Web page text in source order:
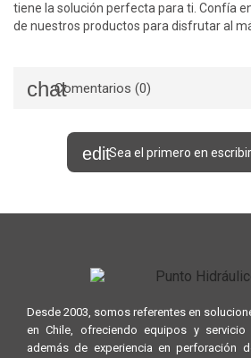
tiene la solución perfecta para ti. Confía
de nuestros productos para disfrutar al
Comentarios (0)
Sea el primero en
Desde 2003, somos referentes en
en Chile, ofreciendo equipos y servicio
además de experiencia en perforación